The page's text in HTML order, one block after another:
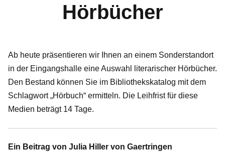
Hörbücher
Ab heute präsentieren wir Ihnen an einem Sonderstandort
in der Eingangshalle eine Auswahl literarischer Hörbücher.
Den Bestand können Sie im Bibliothekskatalog mit dem
Schlagwort „Hörbuch“ ermitteln. Die Leihfrist für diese
Medien beträgt 14 Tage.
Ein Beitrag von Julia Hiller von Gaertringen